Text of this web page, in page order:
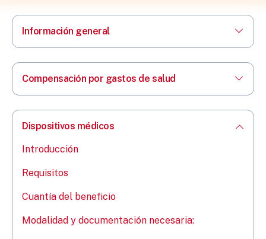
Información general
Compensación por gastos de salud
Dispositivos médicos
Introducción
Requisitos
Cuantía del beneficio
Modalidad y documentación necesaria: